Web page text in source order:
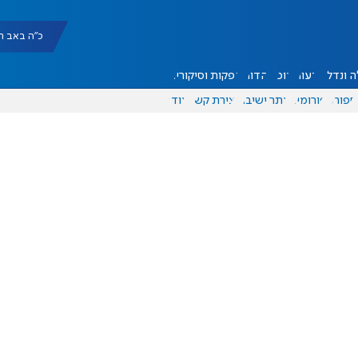
כ"ה באב תשפ"ו
ונדל"ן דעות אוכל יהדות הפקות וסיקורים
ספורט פורומים אתר ישיבה יצירת קשר עוד